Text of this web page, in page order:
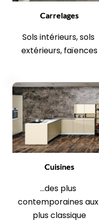
Carrelages
Sols intérieurs, sols
extérieurs, faïences
Cuisines
...des plus
contemporaines aux
plus classique